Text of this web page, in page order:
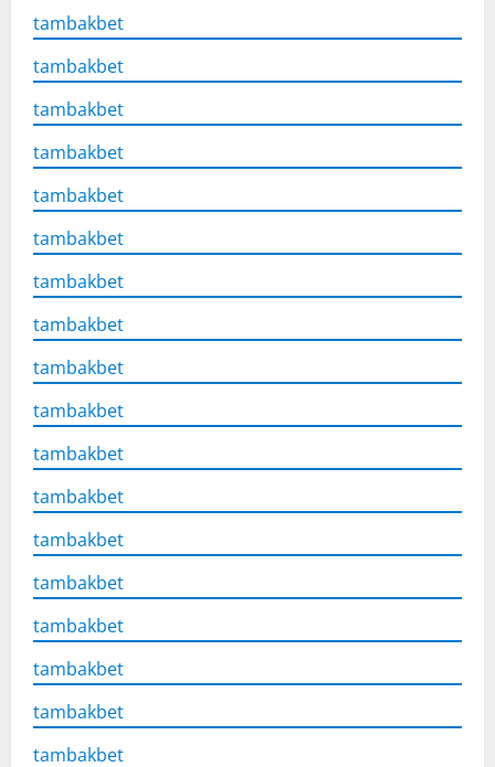
tambakbet
tambakbet
tambakbet
tambakbet
tambakbet
tambakbet
tambakbet
tambakbet
tambakbet
tambakbet
tambakbet
tambakbet
tambakbet
tambakbet
tambakbet
tambakbet
tambakbet
tambakbet